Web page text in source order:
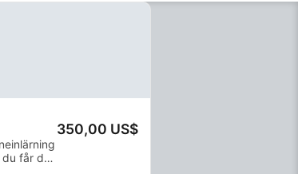
får de
350,00 US$